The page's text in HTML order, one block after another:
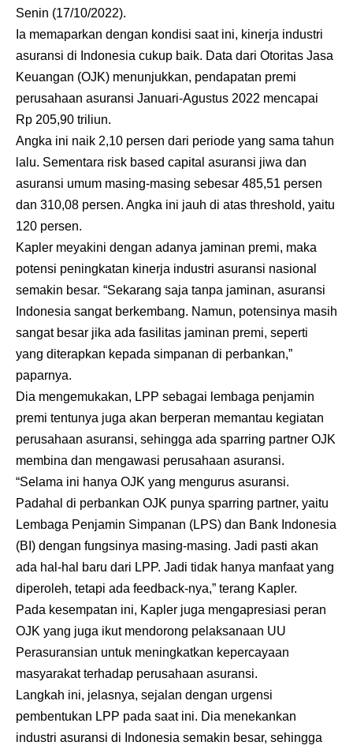
Senin (17/10/2022).
Ia memaparkan dengan kondisi saat ini, kinerja industri
asuransi di Indonesia cukup baik. Data dari Otoritas Jasa
Keuangan (OJK) menunjukkan, pendapatan premi
perusahaan asuransi Januari-Agustus 2022 mencapai
Rp 205,90 triliun.
Angka ini naik 2,10 persen dari periode yang sama tahun
lalu. Sementara risk based capital asuransi jiwa dan
asuransi umum masing-masing sebesar 485,51 persen
dan 310,08 persen. Angka ini jauh di atas threshold, yaitu
120 persen.
Kapler meyakini dengan adanya jaminan premi, maka
potensi peningkatan kinerja industri asuransi nasional
semakin besar. “Sekarang saja tanpa jaminan, asuransi
Indonesia sangat berkembang. Namun, potensinya masih
sangat besar jika ada fasilitas jaminan premi, seperti
yang diterapkan kepada simpanan di perbankan,”
paparnya.
Dia mengemukakan, LPP sebagai lembaga penjamin
premi tentunya juga akan berperan memantau kegiatan
perusahaan asuransi, sehingga ada sparring partner OJK
membina dan mengawasi perusahaan asuransi.
“Selama ini hanya OJK yang mengurus asuransi.
Padahal di perbankan OJK punya sparring partner, yaitu
Lembaga Penjamin Simpanan (LPS) dan Bank Indonesia
(BI) dengan fungsinya masing-masing. Jadi pasti akan
ada hal-hal baru dari LPP. Jadi tidak hanya manfaat yang
diperoleh, tetapi ada feedback-nya,” terang Kapler.
Pada kesempatan ini, Kapler juga mengapresiasi peran
OJK yang juga ikut mendorong pelaksanaan UU
Perasuransian untuk meningkatkan kepercayaan
masyarakat terhadap perusahaan asuransi.
Langkah ini, jelasnya, sejalan dengan urgensi
pembentukan LPP pada saat ini. Dia menekankan
industri asuransi di Indonesia semakin besar, sehingga